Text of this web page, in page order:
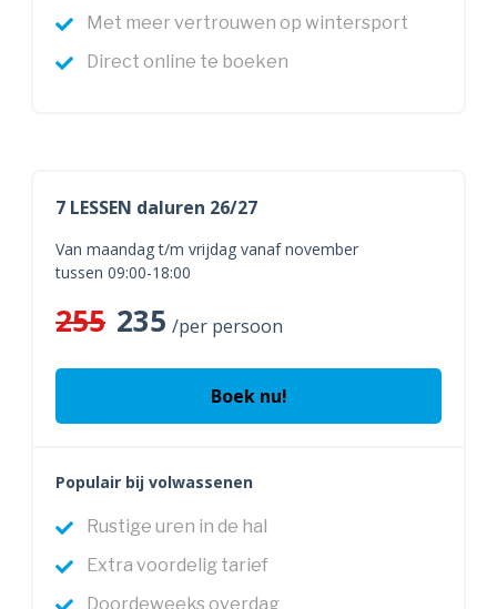
Met meer vertrouwen op wintersport
Direct online te boeken
7 LESSEN daluren 26/27
Van maandag t/m vrijdag vanaf november
tussen 09:00-18:00
255 235 /per persoon
Boek nu!
Populair bij volwassenen
Rustige uren in de hal
Extra voordelig tarief
Doordeweeks overdag